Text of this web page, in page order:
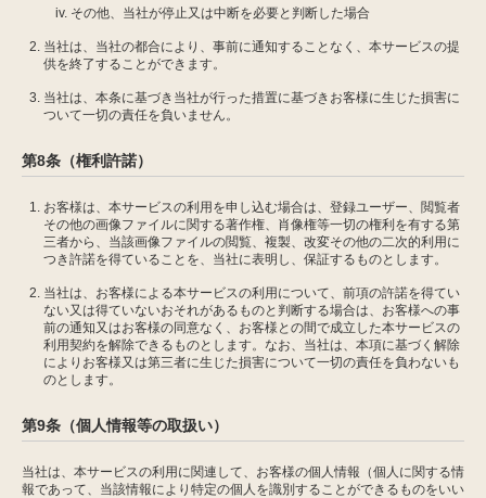
その他、当社が停止又は中断を必要と判断した場合
当社は、当社の都合により、事前に通知することなく、本サービスの提
供を終了することができます。
当社は、本条に基づき当社が行った措置に基づきお客様に生じた損害に
ついて一切の責任を負いません。
第8条（権利許諾）
お客様は、本サービスの利用を申し込む場合は、登録ユーザー、閲覧者
その他の画像ファイルに関する著作権、肖像権等一切の権利を有する第
三者から、当該画像ファイルの閲覧、複製、改変その他の二次的利用に
つき許諾を得ていることを、当社に表明し、保証するものとします。
当社は、お客様による本サービスの利用について、前項の許諾を得てい
ない又は得ていないおそれがあるものと判断する場合は、お客様への事
前の通知又はお客様の同意なく、お客様との間で成立した本サービスの
利用契約を解除できるものとします。なお、当社は、本項に基づく解除
によりお客様又は第三者に生じた損害について一切の責任を負わないも
のとします。
第9条（個人情報等の取扱い）
当社は、本サービスの利用に関連して、お客様の個人情報（個人に関する情
報であって、当該情報により特定の個人を識別することができるものをいい